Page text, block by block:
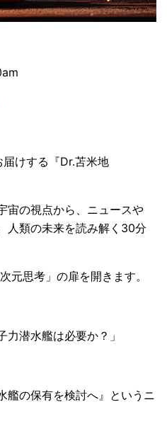
届けする『Dr.苫米地
宙の視点から、ニュースや
人類の未来を読み解く30分
元思考」の扉を開きます。
潜水艦は必要か？」
艦の保有を検討へ』というニ